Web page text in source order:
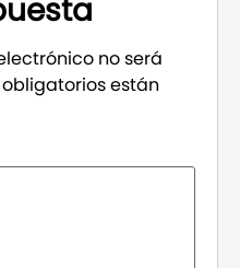
no será
están